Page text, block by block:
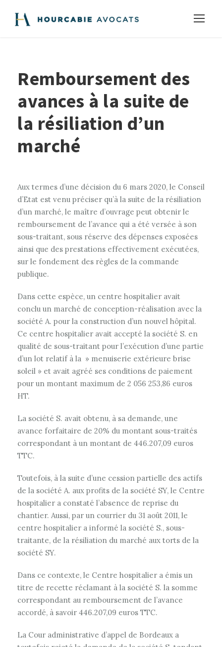
Remboursement des
avances à la suite de
la résiliation d’un
marché
Aux termes d’une décision du 6 mars 2020, le Conseil
d’Etat est venu préciser qu’à la suite de la résiliation
d’un marché, le maître d’ouvrage peut obtenir le
remboursement de l’avance qui a été versée à son
sous-traitant, sous réserve des dépenses exposées
ainsi que des prestations effectivement exécutées,
sur le fondement des règles de la commande
publique.
Dans cette espèce, un centre hospitalier avait
conclu un marché de conception-réalisation avec la
société A. pour la construction d’un nouvel hôpital.
Ce centre hospitalier avait accepté la société S. en
qualité de sous-traitant pour l’exécution d’une partie
d’un lot relatif à la » menuiserie extérieure brise
soleil » et avait agréé ses conditions de paiement
pour un montant maximum de 2 056 253,86 euros
HT.
La société S. avait obtenu, à sa demande, une
avance forfaitaire de 20% du montant sous-traités
correspondant à un montant de 446.207,09 euros
TTC.
Toutefois, à la suite d’une cession partielle des actifs
de la société A. aux profits de la société SY, le Centre
hospitalier a constaté l’absence de reprise du
chantier. Aussi, par un courrier du 31 août 2011, le
centre hospitalier a informé la société S., sous-
traitante, de la résiliation du marché aux torts de la
société SY.
Dans ce contexte, le Centre hospitalier a émis un
titre de recette réclamant à la société S. la somme
correspondant au remboursement de l’avance
accordé, à savoir 446.207,09 euros TTC.
La Cour administrative d’appel de Bordeaux a